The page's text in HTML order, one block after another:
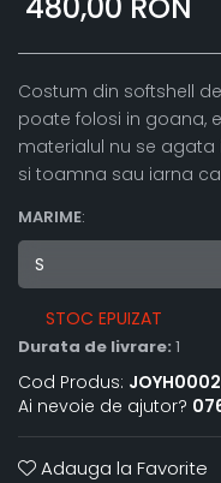
480,00 RON
Costum din softshell
poate folosi in goana,
materialul nu se agata
si toamna sau iarna
MARIME:
STOC EPUIZAT
Durata de livrare: 1
Cod Produs:
Ai nevoie de ajutor?
Adauga la Favorite